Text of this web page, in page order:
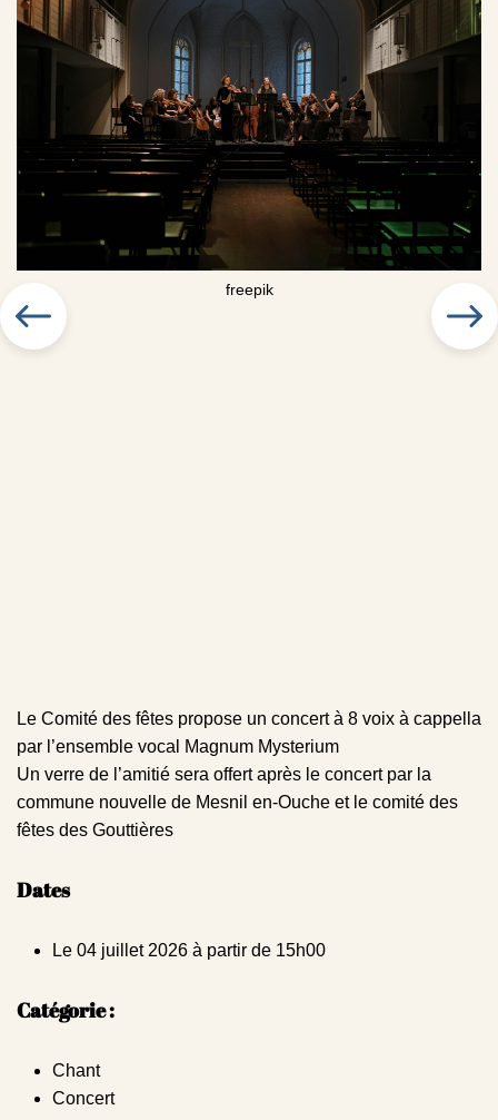
freepik
Le Comité des fêtes propose un concert à 8 voix à cappella
par l’ensemble vocal Magnum Mysterium
Un verre de l’amitié sera offert après le concert par la
commune nouvelle de Mesnil en-Ouche et le comité des
fêtes des Gouttières
Dates
Le 04 juillet 2026 à partir de 15h00
Catégorie :
Chant
Concert